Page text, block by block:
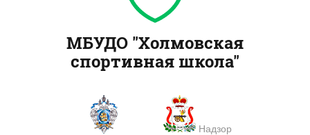
Надзор
МБУДО "Холмовская
спортивная школа"